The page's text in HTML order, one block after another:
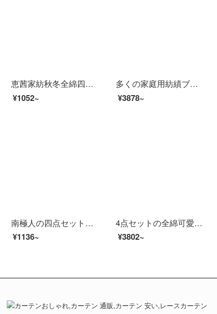
恵茜家紡秋冬全綿四点セットベッド用品四セット純綿斜紋四点セット全綿ベッド用品セット全綿三点セット学生寮布団カバーベッド付き甘美女子供1.8 mベッド適用（2*2.3 m布団カバー）四点セット
¥1052~
多くの家庭用紡績ブラウン熊連名アニメ四点セットの純綿ベッドシーツが好きです。可愛い日に1.5 mベッドがセットされています。
¥3878~
南極人の四点セットの純綿を厚くした全綿のデニムベッド笠4点セットの全綿漫画シーツ布団カバー学生セット【快適全綿】半日城光シーツモデル1.5 mベッド四点セット（布団カバー180*220 cm）
¥1136~
4点セットの全綿可愛い女の子のシーツカバー純綿の寝具萌えキュン【シーツのスタイル】1.5-1.8 mベッドの4点セット
¥3802~